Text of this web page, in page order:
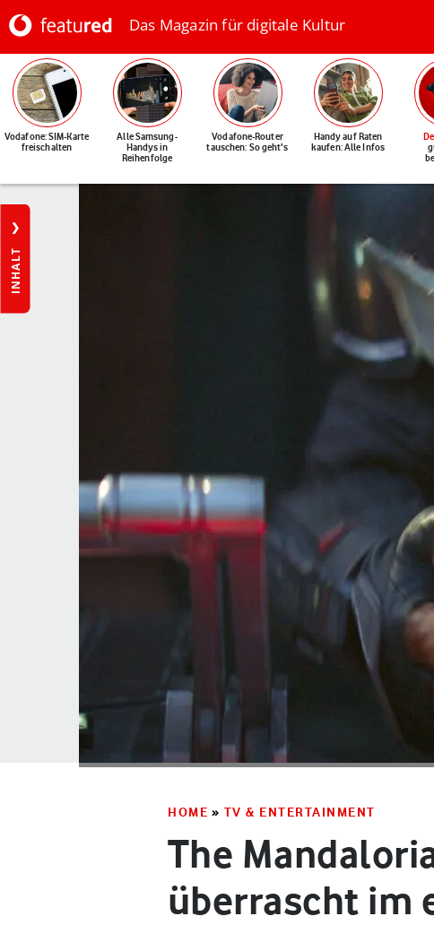
Das Magazin für digitale Kultur
Vodafone: SIM-Karte
freischalten
Alle Samsung-
Handys in
Reihenfolge
Vodafone-Router
tauschen: So geht's
Handy auf Raten
kaufen: Alle Infos
INHALT
HOME » TV & ENTERTAINMENT
The
überrascht im